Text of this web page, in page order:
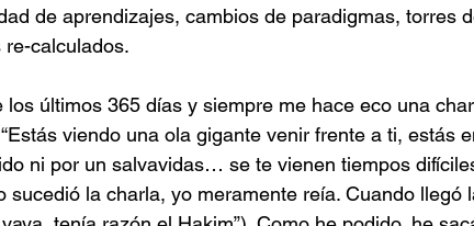
de aprendizajes, cambios de paradigmas, torres
calculados.
los últimos 365 días y siempre me hace eco una
viendo una ola gigante venir frente a ti, estás
ni por un salvavidas… se te vienen tiempos
sucedió la charla, yo meramente reía. Cuando llegó